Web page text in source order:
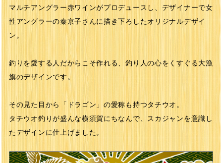
マルチアングラー赤ワインがプロデュースし、デザイナーで女
性アングラーの秦京子さんに描き下ろしたオリジナルデザイ
ン。
釣りを愛する人だからこそ作れる、釣り人の心をくすぐる大漁
旗のデザインです。
その見た目から「ドラゴン」の愛称も持つタチウオ。
タチウオ釣りが盛んな横須賀にちなんで、スカジャンを意識し
たデザインに仕上げました。